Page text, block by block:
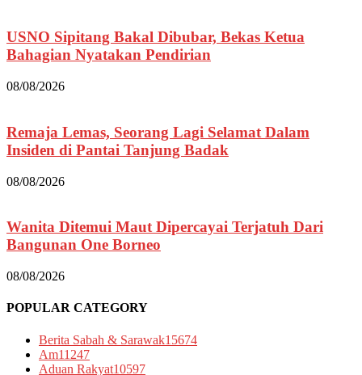
USNO Sipitang Bakal Dibubar, Bekas Ketua
Bahagian Nyatakan Pendirian
08/08/2026
Remaja Lemas, Seorang Lagi Selamat Dalam
Insiden di Pantai Tanjung Badak
08/08/2026
Wanita Ditemui Maut Dipercayai Terjatuh Dari
Bangunan One Borneo
08/08/2026
POPULAR CATEGORY
Berita Sabah & Sarawak15674
Am11247
Aduan Rakyat10597